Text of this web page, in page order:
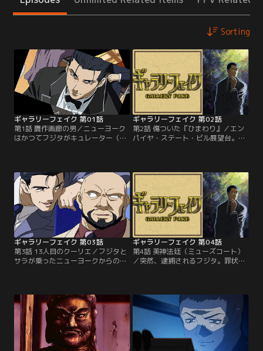
Sorting
ギャラリーフェイク 第01話
第1話 贋作画廊の男／ニューヨーク
はかつてフジタがキュレーター（学
どこか物憂げである。オークション
の下見会で、二人はフジタのキュレ
ーター時代の同僚マックスと出会
う。そこに展示されているモネの
「積み藁」にはフジタとマックスの
過去と因縁があった…。【提供：バ
ンダイチャンネル】
ギャラリーフェイク 第02話
第2話 傷ついた『ひまわり』／エン
パイヤ・ステート・ビル展望台。フ
絵画、ゴッホの『幻のひまわり』。
戦時中に行方不明となったその絵画
には、無残な焼け焦げの痕があっ
た。数日後、その絵画を売ってほし
いという依頼を受けたフジタは三田
村を訪ねる。【提供：バンダイチャ
ギャラリーフェイク 第03話
第3話 13人目のクーリエ／フジタと
サラが乗ったニューヨークからの帰
に、フジタと懇意のモレッティがい
た。離陸後、何かの異変に気付いた
フジタが『マドンナ』の置かれる貨
物室へ行くと、そこには窃盗団と対
峙するクーリエたちがいた。【提
供：バンダイチャンネル】
ギャラリーフェイク 第04話
第4話 美神法廷（ミューズコート）
／突然、逮捕されるフジタ。罪状は
の厳しい取調べに対しても、あくま
でペースを崩さないフジタ。そこ
で、検察側が用意した証人。それ
は、何と三田村。彼女は、デューラ
ーの真贋を判定すべく、選ばれたの
だった。【提供：バンダイチャンネ